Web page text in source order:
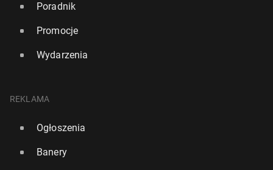
Poradnik
Promocje
Wydarzenia
REKLAMA
Ogłoszenia
Banery